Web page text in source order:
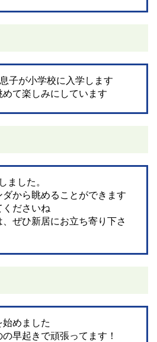
子が小学校に入学します
て楽しみにしています
した。
から眺めることができます
ださいね
、ぜひ新居にお立ち寄り下さ
めました
早起きで頑張ってます！